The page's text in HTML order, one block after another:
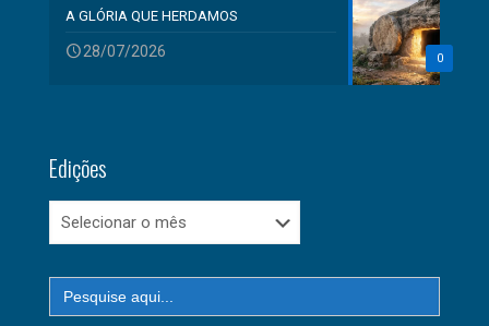
0
A GLÓRIA QUE HERDAMOS
28/07/2026
Edições
Edições
Search
for: